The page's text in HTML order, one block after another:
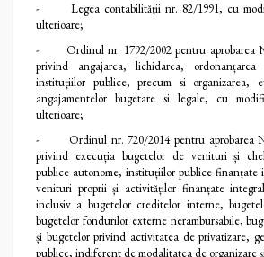
- Legea contabilității nr. 82/1991, cu
ulterioare;
- Ordinul nr. 1792/2002 pentru aprobarea
privind angajarea, lichidarea,
instituțiilor publice, precum si organizarea,
angajamentelor bugetare si legale, cu
ulterioare;
- Ordinul nr. 720/2014 pentru aprobarea
privind execuția bugetelor de venituri și
publice autonome, instituțiilor publice finanțate
venituri proprii și activităților finanțate
inclusiv a bugetelor creditelor interne,
bugetelor fondurilor externe nerambursabile,
și bugetelor privind activitatea de privatizare,
publice, indiferent de modalitatea de organizare